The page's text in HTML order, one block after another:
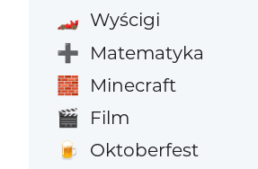
🏎️ Wyścigi
➕ Matematyka
🧱 Minecraft
🎬 Film
🍺 Oktoberfest